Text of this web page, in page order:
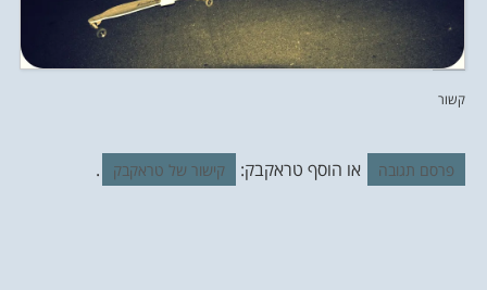
קשור
פרסם תגובה או הוסף טראקבק: קישור של טראקבק .